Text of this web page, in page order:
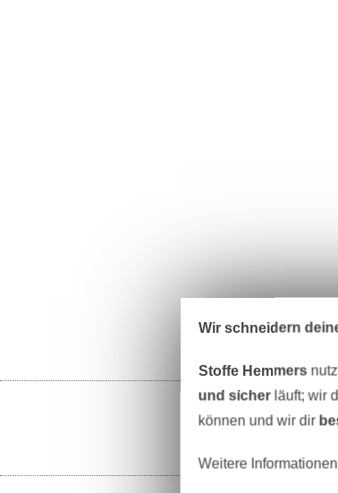
Wir schneidern
Stoffe Hemmers
und sicherläuft; wir
können und wir dir
Weitere